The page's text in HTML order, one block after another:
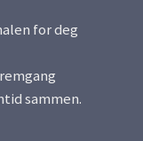
for deg
sammen.